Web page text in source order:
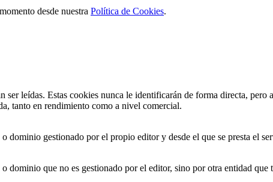
desde nuestra Política de Cookies.
ser leídas. Estas cookies nunca le identificarán de forma directa,
tanto en rendimiento como a nivel comercial.
dominio gestionado por el propio editor y desde el que se presta el
dominio que no es gestionado por el editor, sino por otra entidad que